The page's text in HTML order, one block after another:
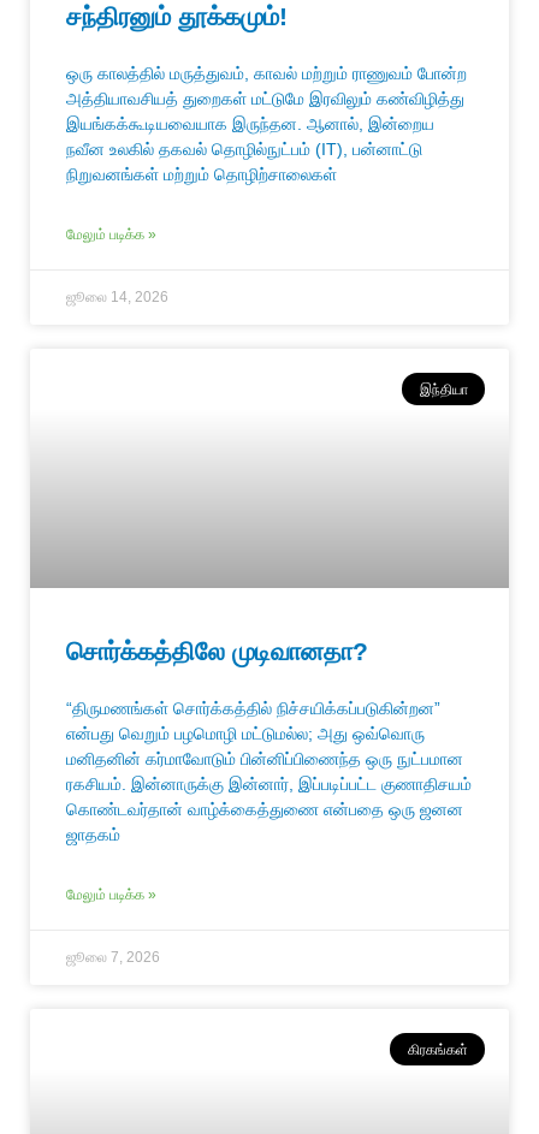
சந்திரனும் தூக்கமும்!
ஒரு காலத்தில் மருத்துவம், காவல் மற்றும் ராணுவம் போன்ற
அத்தியாவசியத் துறைகள் மட்டுமே இரவிலும் கண்விழித்து
இயங்கக்கூடியவையாக இருந்தன. ஆனால், இன்றைய
நவீன உலகில் தகவல் தொழில்நுட்பம் (IT), பன்னாட்டு
நிறுவனங்கள் மற்றும் தொழிற்சாலைகள்
மேலும் படிக்க »
ஜூலை 14, 2026
இந்தியா
சொர்க்கத்திலே முடிவானதா?
“திருமணங்கள் சொர்க்கத்தில் நிச்சயிக்கப்படுகின்றன”
என்பது வெறும் பழமொழி மட்டுமல்ல; அது ஒவ்வொரு
மனிதனின் கர்மாவோடும் பின்னிப்பிணைந்த ஒரு நுட்பமான
ரகசியம். இன்னாருக்கு இன்னார், இப்படிப்பட்ட குணாதிசயம்
கொண்டவர்தான் வாழ்க்கைத்துணை என்பதை ஒரு ஜனன
ஜாதகம்
மேலும் படிக்க »
ஜூலை 7, 2026
கிரகங்கள்